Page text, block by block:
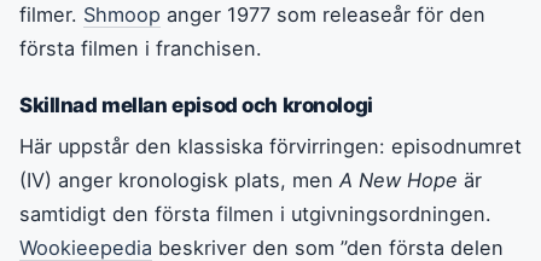
filmer. Shmoop anger 1977 som releaseår för den
första filmen i franchisen.
Skillnad mellan episod och kronologi
Här uppstår den klassiska förvirringen: episodnumret
(IV) anger kronologisk plats, men A New Hope är
samtidigt den första filmen i utgivningsordningen.
Wookieepedia beskriver den som ”den första delen